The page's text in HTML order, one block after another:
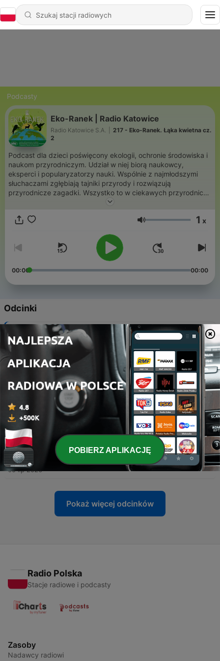
Podcasty
Eko-Ranek | Radio Katowice
Radio Katowice S.A.
217 - Eko-Ranek. Łąka kwietna cz.
2
Podcast dla dzieci poświęcony ekologii, ochronie środowiska i
naukom przyrodniczym. Udział w niej biorą naukowcy,
eksperci i popularyzatorzy nauki. Wspólnie z najmłodszymi
słuchaczami zgłębiają tajniki przyrody i rozwiązują
przyrodnicze zagadki. Wszystko to w ciekawych przyrodniczo
miejscach, m.in. w ogrodach botanicznych,lasach, parkach
Audycja jest dofinansowana z środków Wojewódzkiego
Głośność 1 x
00:00 00:00
Odcinki
Eko-Ranek. Łąka kwietna cz. 2
02 sie 2026
216 - Eko-Ranek. Łąka kwietna cz. 1
Eko-Ranek. Mrówki
19 lip 2026
-
12 lip 2026
213 - Eko-Ranek. Obserwacje ptaków, cz. 5
05 lip 2026
Pokaż więcej odcinków
Radio Polska
Stacje radiowe i podcasty
Zasoby
Nadawcy radiowi
POBIERZ APLIKACJĘ